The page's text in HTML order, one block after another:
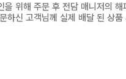
을 위해 주문 후 전담 매니저의 해
하신 고객님께 실제 배달 된 상품